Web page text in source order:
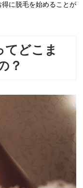
に脱毛を始めることが
てどこま
？